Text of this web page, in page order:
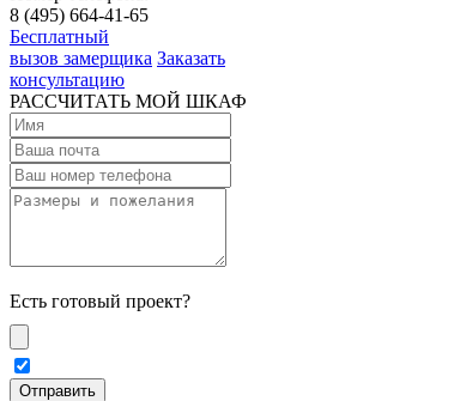
8 (495) 664-41-65
Бесплатный
вызов замерщика Заказать
консультацию
РАССЧИТАТЬ МОЙ ШКАФ
Есть готовый проект?